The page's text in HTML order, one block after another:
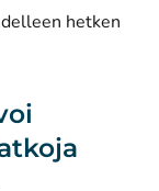
hetken